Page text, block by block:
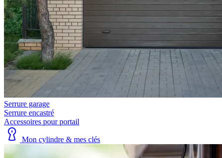
Serrure garage
Serrure encastré
Accessoires pour portail
Mon cylindre & mes clés